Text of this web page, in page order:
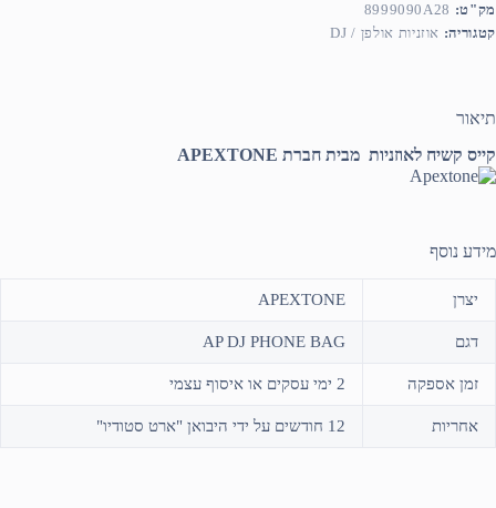
מק"ט: 8999090A28
קטגוריה: אוזניות אולפן / DJ
תיאור
קייס קשיח לאוזניות מבית חברת APEXTONE
מידע נוסף
יצרן APEXTONE
דגם AP DJ PHONE BAG
זמן אספקה 2 ימי עסקים או איסוף עצמי
אחריות 12 חודשים על ידי היבואן "ארט סטודיו"